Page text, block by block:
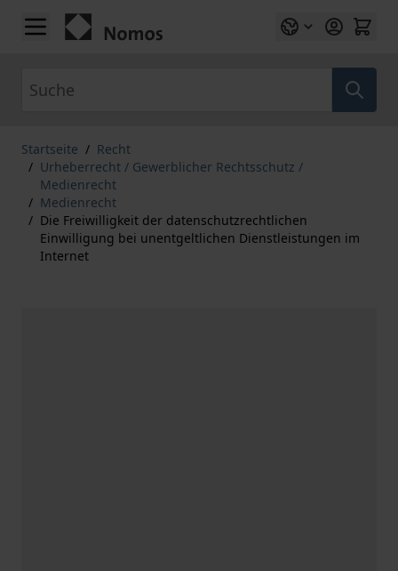
Zum Inhalt springen
Startseite / Recht
/ Urheberrecht / Gewerblicher Rechtsschutz /
Medienrecht
/ Medienrecht
/ Die Freiwilligkeit der datenschutzrechtlichen
Einwilligung bei unentgeltlichen Dienstleistungen im
Internet